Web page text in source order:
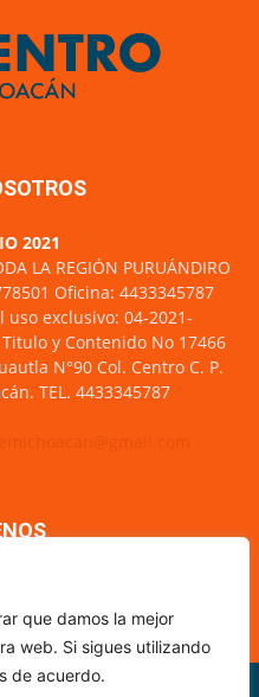
que damos la mejor
web. Si sigues utilizando
de acuerdo.
2021
LA REGIÓN PURUÁNDIRO
Oficina: 4433345787
exclusivo: 04-2021-
y Contenido No 17466
N°90 Col. Centro C. P.
TEL. 4433345787